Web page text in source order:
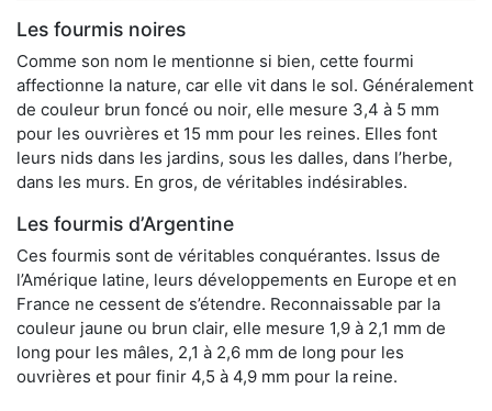
Les fourmis noires
Comme son nom le mentionne si bien, cette fourmi
affectionne la nature, car elle vit dans le sol. Généralement
de couleur brun foncé ou noir, elle mesure 3,4 à 5 mm
pour les ouvrières et 15 mm pour les reines. Elles font
leurs nids dans les jardins, sous les dalles, dans l’herbe,
dans les murs. En gros, de véritables indésirables.
Les fourmis d’Argentine
Ces fourmis sont de véritables conquérantes. Issus de
l’Amérique latine, leurs développements en Europe et en
France ne cessent de s’étendre. Reconnaissable par la
couleur jaune ou brun clair, elle mesure 1,9 à 2,1 mm de
long pour les mâles, 2,1 à 2,6 mm de long pour les
ouvrières et pour finir 4,5 à 4,9 mm pour la reine.